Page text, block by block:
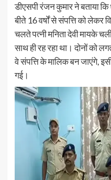
डीएसपी रंजन कुमार ने बताया
बीते 16 वर्षों से संपत्ति को लेकर
चलते पत्नी मनिता देवी मायके
साथ ही रह रहा था। दोनों को
वे संपत्ति के मालिक बन जाएंगे,
गई।